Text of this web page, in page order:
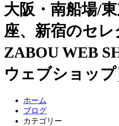
大阪・南船場/
座、新宿のセ
ZABOU WEB
ウェブショップ
ホーム
ブログ
カテゴリー